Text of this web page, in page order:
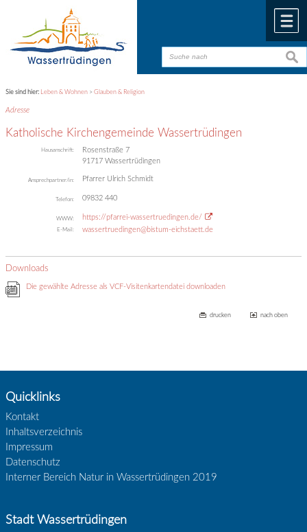
Sie sind hier: Leben & Wohnen >Glauben & Religion
Adresse
Katholische Kirchengemeinde Wassertrüdingen
Hausanschrift:
Rosenstraße 7
91717 Wassertrüdingen
Ansprechpartner/in: Pfarrer Ulrich Schmidt
Telefon: 09832 440
WWW: https://pfarrei-wassertruedingen.de/
E-Mail: wassertruedingen@bistum-eichstaett.de
Downloads
Die gewählte Adresse als VCF-Visitenkartendatei downloaden
drucken nach oben
Quicklinks
Kontakt
Inhaltsverzeichnis
Impressum
Datenschutz
Interner Bereich Natur in Wassertrüdingen 2019
Stadt Wassertrüdingen